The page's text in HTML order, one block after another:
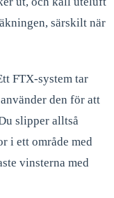
särskilt när
FTX-system tar
den för att
slipper alltså
i ett område med
vinsterna med